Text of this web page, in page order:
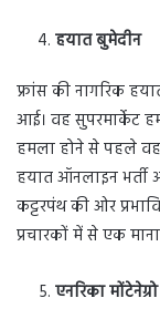
हयात बुमेदीन
फ्रांस की नागरिक
आई। वह सुपरमार्केट
हमला होने से पहले वह
हयात ऑनलाइन भर्ती
कट्टरपंथ की ओर
प्रचारकों में से एक
एनरिका